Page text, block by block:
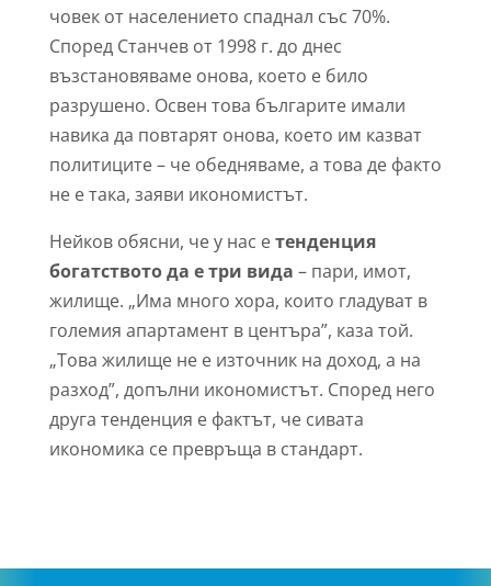
човек от населението спаднал със 70%.
Според Станчев от 1998 г. до днес
възстановяваме онова, което е било
разрушено. Освен това българите имали
навика да повтарят онова, което им казват
политиците – че обедняваме, а това де факто
не е така, заяви икономистът.
Нейков обясни, че у нас етенденция
богатството да е три вида – пари, имот,
жилище. „Има много хора, които гладуват в
големия апартамент в центъра”, каза той.
„Това жилище не е източник на доход, а на
разход”, допълни икономистът. Според него
друга тенденция е фактът, че сивата
икономика се превръща в стандарт.